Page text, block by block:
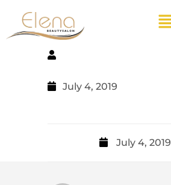
July 4, 2019
July 4, 2019